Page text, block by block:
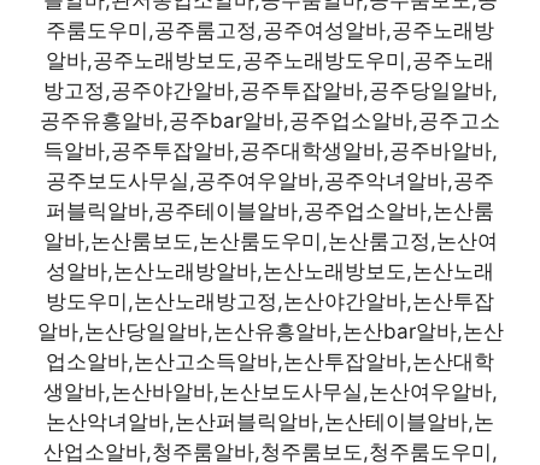
주룸도우미,공주룸고정,공주여성알바,공주노래방
알바,공주노래방보도,공주노래방도우미,공주노래
방고정,공주야간알바,공주투잡알바,공주당일알바,
공주유흥알바,공주bar알바,공주업소알바,공주고소
득알바,공주투잡알바,공주대학생알바,공주바알바,
공주보도사무실,공주여우알바,공주악녀알바,공주
퍼블릭알바,공주테이블알바,공주업소알바,논산룸
알바,논산룸보도,논산룸도우미,논산룸고정,논산여
성알바,논산노래방알바,논산노래방보도,논산노래
방도우미,논산노래방고정,논산야간알바,논산투잡
알바,논산당일알바,논산유흥알바,논산bar알바,논산
업소알바,논산고소득알바,논산투잡알바,논산대학
생알바,논산바알바,논산보도사무실,논산여우알바,
논산악녀알바,논산퍼블릭알바,논산테이블알바,논
산업소알바,청주룸알바,청주룸보도,청주룸도우미,